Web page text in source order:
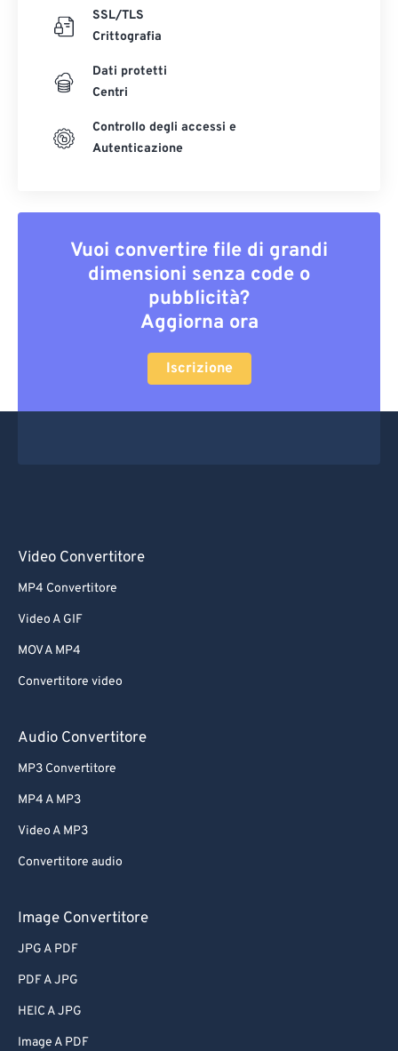
SSL/TLS
Crittografia
Dati protetti
Centri
Controllo degli accessi e
Autenticazione
Vuoi convertire file di grandi
dimensioni senza code o
pubblicità?
Aggiorna ora
Iscrizione
Video Convertitore
MP4 Convertitore
Video A GIF
MOV A MP4
Convertitore video
Audio Convertitore
MP3 Convertitore
MP4 A MP3
Video A MP3
Convertitore audio
Image Convertitore
JPG A PDF
PDF A JPG
HEIC A JPG
Image A PDF